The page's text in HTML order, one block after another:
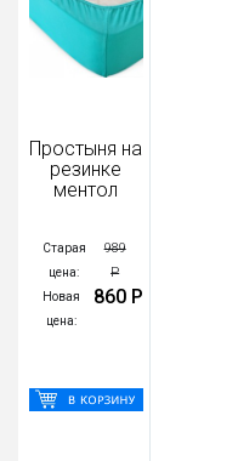
Простыня на
резинке
ментол
Старая
цена:
989
Р
Новая
цена:
860 Р